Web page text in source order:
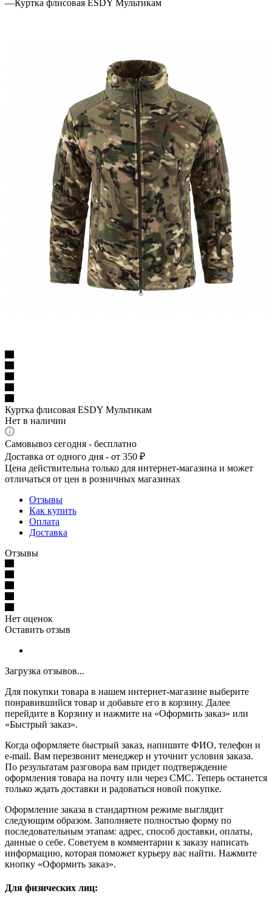
—Куртка флисовая ESDY Мультикам
Куртка флисовая ESDY Мультикам
Нет в наличии
Самовывоз сегодня - бесплатно
Доставка от одного дня - от 350 ₽
Цена действительна только для интернет-магазина и может
отличаться от цен в розничных магазинах
Отзывы
Как купить
Оплата
Доставка
Отзывы
Нет оценок
Оставить отзыв
Загрузка отзывов...
Для покупки товара в нашем интернет-магазине выберите
понравившийся товар и добавьте его в корзину. Далее
перейдите в Корзину и нажмите на «Оформить заказ» или
«Быстрый заказ».
Когда оформляете быстрый заказ, напишите ФИО, телефон и
e-mail. Вам перезвонит менеджер и уточнит условия заказа.
По результатам разговора вам придет подтверждение
оформления товара на почту или через СМС. Теперь останется
только ждать доставки и радоваться новой покупке.
Оформление заказа в стандартном режиме выглядит
следующим образом. Заполняете полностью форму по
последовательным этапам: адрес, способ доставки, оплаты,
данные о себе. Советуем в комментарии к заказу написать
информацию, которая поможет курьеру вас найти. Нажмите
кнопку «Оформить заказ».
Для физических лиц: